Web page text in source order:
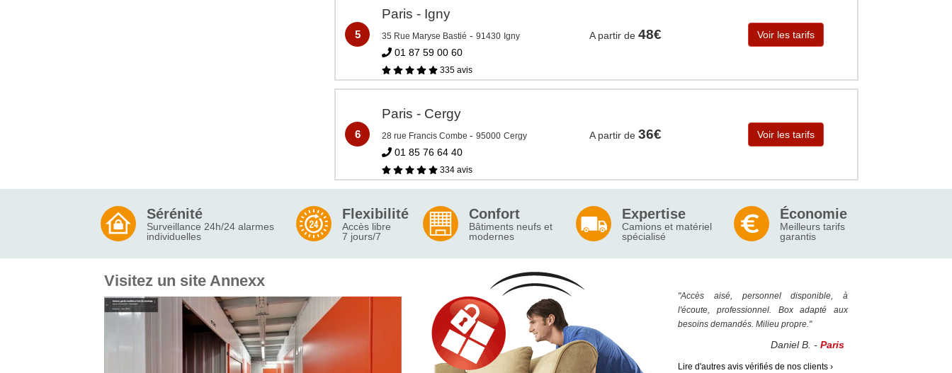
5
Paris - Igny
35 Rue Maryse Bastié - 91430 Igny
01 87 59 00 60
335 avis
A partir de 48€ Voir les tarifs
6
Paris - Cergy
28 rue Francis Combe - 95000 Cergy
01 85 76 64 40
334 avis
A partir de 36€ Voir les tarifs
Sérénité
Surveillance 24h/24 alarmes
individuelles
Flexibilité
Accès libre
7 jours/7
Confort
Bâtiments neufs et
modernes
Expertise
Camions et matériel
spécialisé
Économie
Meilleurs tarifs
garantis
Visitez un site Annexx
"Accès aisé, personnel disponible, à
l'écoute, professionnel. Box adapté aux
besoins demandés. Milieu propre."
Daniel B. - Paris
Lire d'autres avis vérifiés de nos clients ›